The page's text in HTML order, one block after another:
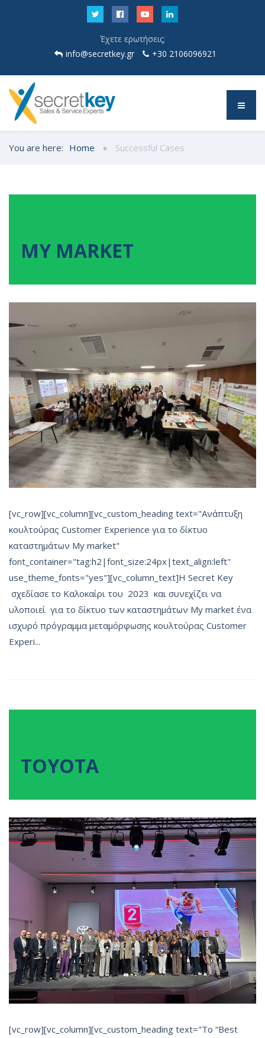
Έχετε ερωτήσεις;
info@secretkey.gr
+30 2106096921
You are here: Home Successful Cases
MY MARKET
[vc_row][vc_column][vc_custom_heading text="Ανάπτυξη
κουλτούρας Customer Experience για το δίκτυο
καταστημάτων My market"
font_container="tag:h2|font_size:24px|text_align:left"
use_theme_fonts="yes"][vc_column_text]Η Secret Key
σχεδίασε το Καλοκαίρι του 2023 και συνεχίζει να
υλοποιεί για το δίκτυο των καταστημάτων My market ένα
ισχυρό πρόγραμμα μεταμόρφωσης κουλτούρας Customer
Experi...
TOYOTA
[vc_row][vc_column][vc_custom_heading text="Το “Best